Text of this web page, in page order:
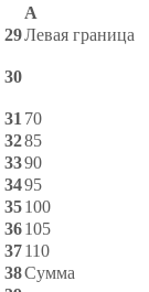
А
29Левая граница
30
31 70
3285
3390
3495
35100
36105
37110
38Сумма